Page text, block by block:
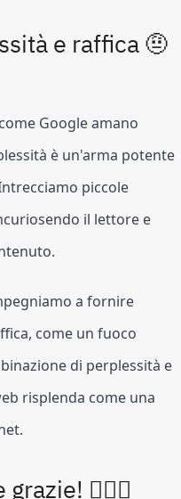
e raffica 🤨
Google amano
è un'arma potente
piccole
il lettore e
a fornire
come un fuoco
di perplessità e
risplenda come una
🙅🏻‍♂️